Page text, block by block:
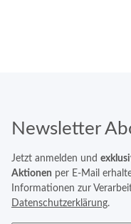
Newsletter
Jetzt anmelden und
Aktionen per E-Mail
Informationen zur
Datenschutzerklärung.